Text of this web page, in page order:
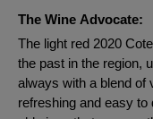
The Wine Advocate:
The light red 2020
the past in the region,
always with a blend of
refreshing and easy